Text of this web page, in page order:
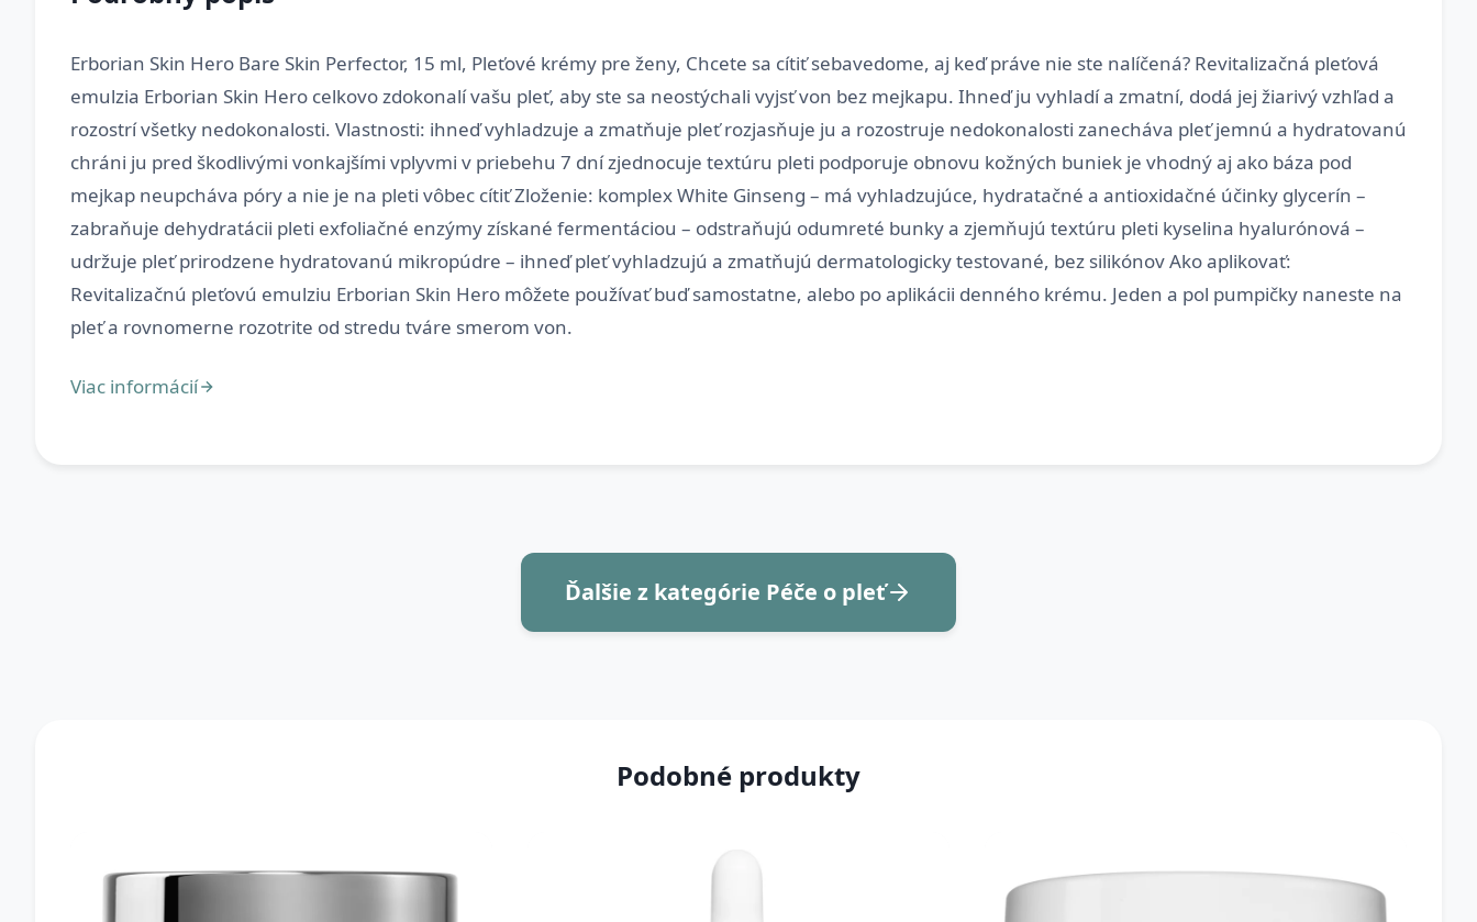
Erborian Skin Hero Bare Skin Perfector, 15 ml, Pleťové krémy pre ženy, Chcete sa cítiť sebavedome, aj keď práve nie ste nalíčená? Revitalizačná pleťová
emulzia Erborian Skin Hero celkovo zdokonalí vašu pleť, aby ste sa neostýchali vyjsť von bez mejkapu. Ihneď ju vyhladí a zmatní, dodá jej žiarivý vzhľad a
rozostrí všetky nedokonalosti. Vlastnosti: ihneď vyhladzuje a zmatňuje pleť rozjasňuje ju a rozostruje nedokonalosti zanecháva pleť jemnú a hydratovanú
chráni ju pred škodlivými vonkajšími vplyvmi v priebehu 7 dní zjednocuje textúru pleti podporuje obnovu kožných buniek je vhodný aj ako báza pod
mejkap neupcháva póry a nie je na pleti vôbec cítiť Zloženie: komplex White Ginseng – má vyhladzujúce, hydratačné a antioxidačné účinky glycerín –
zabraňuje dehydratácii pleti exfoliačné enzýmy získané fermentáciou – odstraňujú odumreté bunky a zjemňujú textúru pleti kyselina hyalurónová –
udržuje pleť prirodzene hydratovanú mikropúdre – ihneď pleť vyhladzujú a zmatňujú dermatologicky testované, bez silikónov Ako aplikovať:
Revitalizačnú pleťovú emulziu Erborian Skin Hero môžete používať buď samostatne, alebo po aplikácii denného krému. Jeden a pol pumpičky naneste na
Ďalšie z kategórie Péče o pleť
Podobné produkty